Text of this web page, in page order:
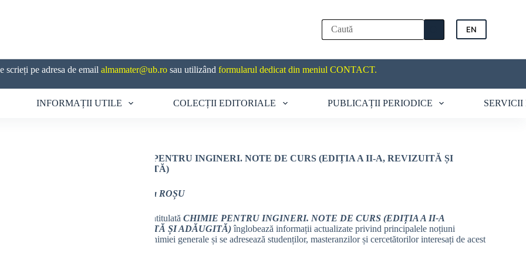
No
results
EN
scrieți pe adresa de email almamater@ub.ro sau utilizând formularul dedicat din meniul CONTACT.
INFORMAȚII UTILE COLECȚII EDITORIALE PUBLICAȚII PERIODICE SERVICII
CHIMIE PENTRU INGINERI. NOTE DE CURS (EDIȚIA A II-A, REVIZUITĂ ȘI
ADĂUGITĂ)
Ana-Maria ROȘU
Lucrarea intitulată CHIMIE PENTRU INGINERI. NOTE DE CURS (EDIȚIA A II-A
REVIZUITĂ ȘI ADĂUGITĂ)înglobează informații actualizate privind principalele noțiuni
specifice chimiei generale și se adresează studenților, masteranzilor și cercetătorilor interesați de acest